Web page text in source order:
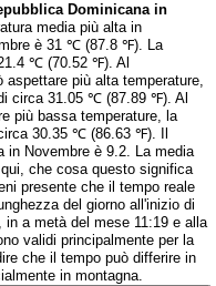
Dominicana in
media più alta in
è 31 ℃ (87.8 ℉). La
℃ (70.52 ℉). Al
più alta temperature,
circa 31.05 ℃ (87.89 ℉). Al
più bassa temperature, la
30.35 ℃ (86.63 ℉). Il
in Novembre è 9.2. La media
che cosa questo significa
presente che il tempo reale
del giorno all'inizio di
a metà del mese 11:19 e alla
validi principalmente per la
che il tempo può differire in
in montagna.